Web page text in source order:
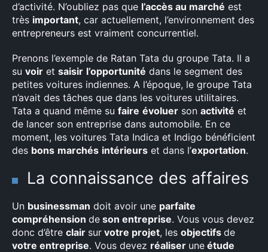
d’activité. N’oubliez pas que l’accès au marché est
très important, car actuellement, l’environnement des
entrepreneurs est vraiment concurrentiel.
Prenons l’exemple de Ratan Tata du groupe Tata. Il a
su voir et saisir l’opportunité dans le segment des
petites voitures indiennes. A l’époque, le groupe Tata
n’avait des tâches que dans les voitures utilitaires.
Tata a quand même su faire évoluer son activité et
de lancer son entreprise dans automobile. En ce
moment, les voitures Tata Indica et Indigo bénéficient
des bons marchés intérieurs et dans l’exportation.
La connaissance des affaires
Un businessman doit avoir une parfaite
compréhension de son entreprise. Vous vous devez
donc d’être clair sur votre projet, les objectifs de
votre entreprise. Vous devez réaliser une étude